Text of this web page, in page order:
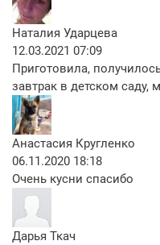
Наталия Ударцева
12.03.2021 07:09
Приготовила,
завтрак в детском саду,
Анастасия Кругленко
06.11.2020 18:18
Очень кусни спасибо
Дарья Ткач